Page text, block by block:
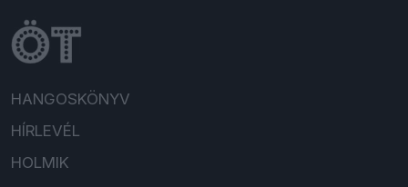
HANGOSKÖNYV
HÍRLEVÉL
HOLMIK